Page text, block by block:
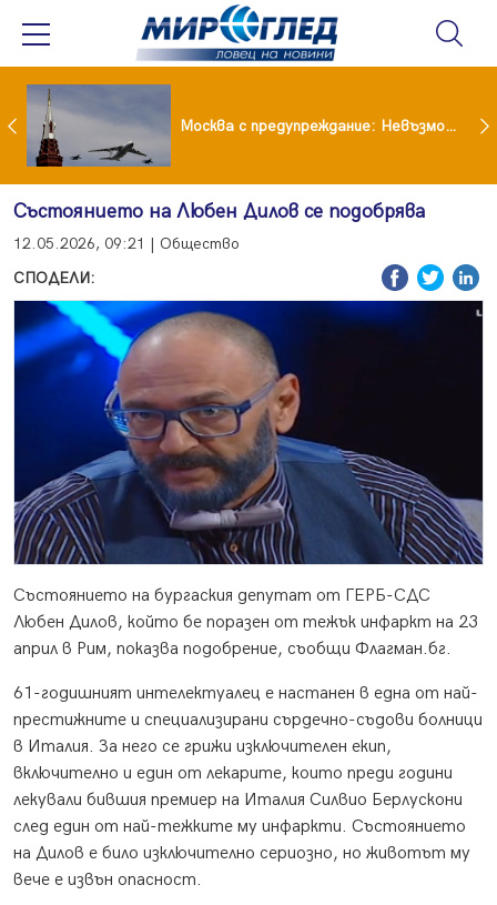
Вече не рушим само Земята: 4-тонен фрагмент на SpaceX удари луната Москва с предупреждание: Невъзможно е да бъде победена ядрена сила като Русия
Състоянието на Любен Дилов се подобрява
12.05.2026, 09:21 | Общество
СПОДЕЛИ:
Състоянието на бургаския депутат от ГЕРБ-СДС
Любен Дилов, който бе поразен от тежък инфаркт на 23
април в Рим, показва подобрение, съобщи Флагман.бг.
61-годишният интелектуалец е настанен в една от най-
престижните и специализирани сърдечно-съдови болници
в Италия. За него се грижи изключителен екип,
включително и един от лекарите, които преди години
лекували бившия премиер на Италия Силвио Берлускони
след eдин от най-тежките му инфаркти. Състоянието
на Дилов е било изключително сериозно, но животът му
вече е извън опасност.